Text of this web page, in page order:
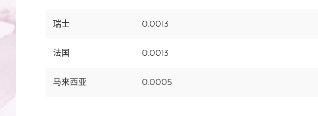
瑞士 0.0013
法国 0.0013
马来西亚 0.0005